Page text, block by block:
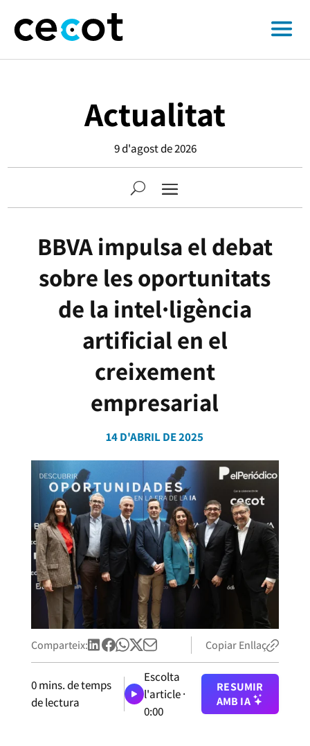
Actualitat
9 d'agost de 2026
BBVA impulsa el debat
sobre les oportunitats
de la intel·ligència
artificial en el
creixement
empresarial
14 D'ABRIL DE 2025
Comparteix: Copiar Enllaç
0mins. de temps
de lectura
Escolta
l'article ·
0:00
RESUMIR
AMB IA